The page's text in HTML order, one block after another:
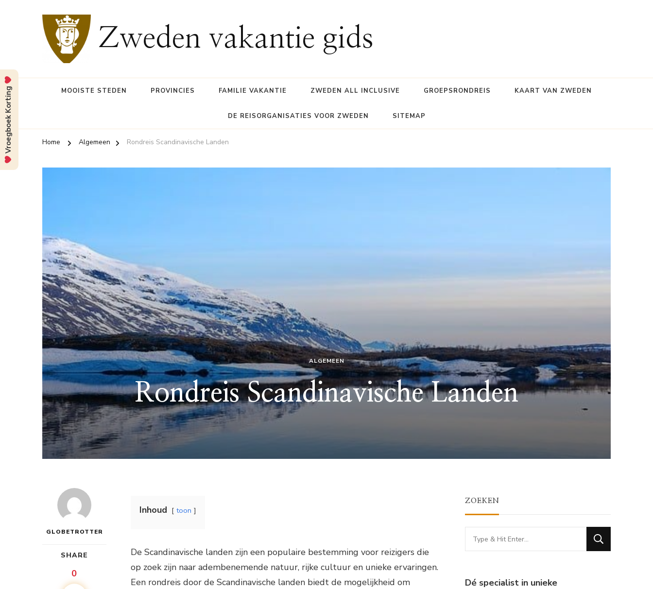
Zweden vakantie gids
MOOISTE STEDEN PROVINCIES FAMILIE VAKANTIE ZWEDEN ALL INCLUSIVE GROEPSRONDREIS KAART VAN ZWEDEN
DE REISORGANISATIES VOOR ZWEDEN SITEMAP
Home Algemeen Rondreis Scandinavische Landen
ALGEMEEN
Rondreis Scandinavische Landen
GLOBETROTTER
SHARE
0
Inhoud toon
De Scandinavische landen zijn een populaire bestemming voor reizigers die
op zoek zijn naar adembenemende natuur, rijke cultuur en unieke ervaringen.
Een rondreis door de Scandinavische landen biedt de mogelijkheid om
ZOEKEN
Looking
for
Dé specialist in unieke
Vroegboek Korting